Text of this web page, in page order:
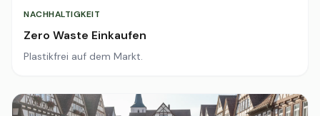
NACHHALTIGKEIT
Zero Waste Einkaufen
Plastikfrei auf dem Markt.